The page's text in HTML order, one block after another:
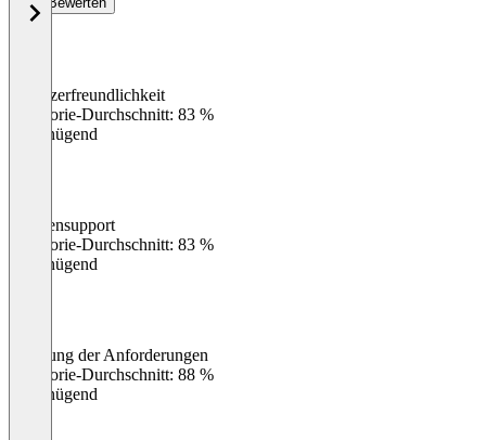
Benutzerfreundlichkeit
Kategorie-Durchschnitt: 83 %
Ungenügend
Kundensupport
Kategorie-Durchschnitt: 83 %
Ungenügend
Erfüllung der Anforderungen
Kategorie-Durchschnitt: 88 %
Ungenügend